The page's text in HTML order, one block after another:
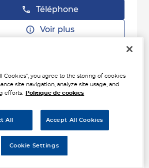
Téléphone
Voir plus
Charles Floquet
09:00 - 12:00 et 13:30 -
Téléphone
Voir plus
Cookies”, you agree to the storing of cookies
site navigation, analyze site usage, and
efforts.
Politique de cookies
All Accept All Cookies
Cookie Settings